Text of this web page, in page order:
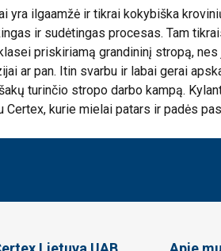
yra ilgaamžė ir tikrai kokybiška
ir sudėtingas procesas. Tam
priskiriamą grandininį stropą,
ar pan. Itin svarbu ir labai gerai
turinčio stropo darbo kampą.
Certex, kurie mielai patars ir padės